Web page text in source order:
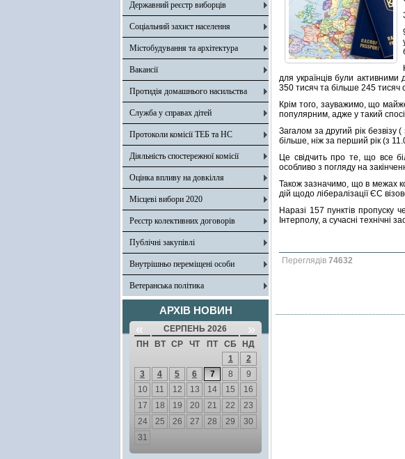
Державний реєстр виборців
Соціальний захист населення
Містобудування та архітектура
Вакансії
Протидія домашнього насильства
Служба у справах дітей
Протоколи комісії ТЕБ та НС
Діяльність спостережної комісії
Оцінка впливу на довкілля
Місцеві вибори 2020
Реєстр колективних договорів
Публічні закупівлі
Внутрішньо переміщені особи
Ветеранська політика
АРХІВ НОВИН
« СЕРПЕНЬ 2026 »
ПН ВТ СР ЧТ ПТ СБ
НД
1
2
3
4 5 6 7 8
9
10
11 12 13 14 15
16
17
18 19 20 21 22
23
24
25 26 27 28 29
30
31
для українців були
350 тисяч та більше 245 тисяч
Крім того, зауважимо, що
популярним, адже у такий
Загалом за другий рік безвізу
більше, ніж за перший рік (з
Це свідчить про те, що все
особливо з погляду на
Також зазначимо, що в межах
дій щодо лібералізації ЄС
Наразі 157 пунктів
Інтерполу, а сучасні технічні
Переглядів 74632